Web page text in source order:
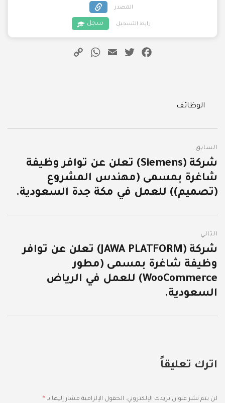
المصدر
رابط التسجيل سجل
Facebook
Twitter
Email
WhatsApp
Categories
الوظائف
المقالات
السابق
المقالة
السابقة:
شركة (Siemens) تعلن عن توافر وظيفة
شاغرة بمسمى (مهندس المشروع
(تصميم)) للعمل في مكة جدة السعودية.
التالي
المقالة
التالية:
شركة (JAWA PLATFORM) تعلن عن توافر
وظيفة شاغرة بمسمى (مطور
WooCommerce) للعمل في الرياض
السعودية.
اترك تعليقاً
لن يتم نشر عنوان بريدك الإلكتروني. الحقول الإلزامية مشار إليها بـ *